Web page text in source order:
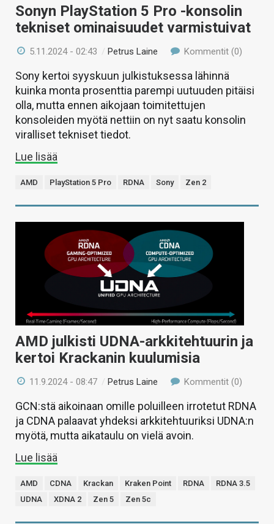
Sonyn PlayStation 5 Pro -konsolin
tekniset ominaisuudet varmistuivat
5.11.2024 - 02:43 /Petrus Laine Kommentit (0)
Sony kertoi syyskuun julkistuksessa lähinnä
kuinka monta prosenttia parempi uutuuden pitäisi
olla, mutta ennen aikojaan toimitettujen
konsoleiden myötä nettiin on nyt saatu konsolin
viralliset tekniset tiedot.
Lue lisää
AMD PlayStation 5 Pro RDNA Sony Zen 2
AMD julkisti UDNA-arkkitehtuurin ja
kertoi Krackanin kuulumisia
11.9.2024 - 08:47 /Petrus Laine Kommentit (0)
GCN:stä aikoinaan omille poluilleen irrotetut RDNA
ja CDNA palaavat yhdeksi arkkitehtuuriksi UDNA:n
myötä, mutta aikataulu on vielä avoin.
Lue lisää
AMD CDNA Krackan Kraken Point RDNA
RDNA 3.5
UDNA
XDNA 2 Zen 5 Zen 5c